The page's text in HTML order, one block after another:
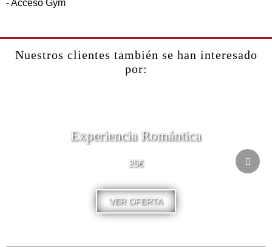
- Acceso Gym
Nuestros clientes también se han interesado
por:
Experiencia Romántica
25€
VER OFERTA